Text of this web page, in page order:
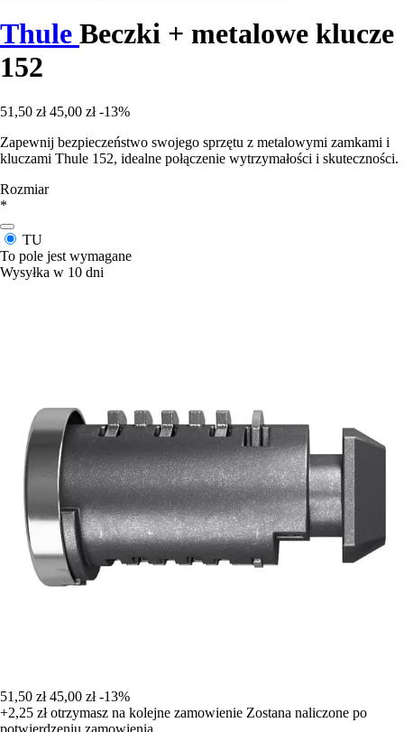
Thule Beczki + metalowe klucze
152
51,50 zł 45,00 zł -13%
Zapewnij bezpieczeństwo swojego sprzętu z metalowymi zamkami i
kluczami Thule 152, idealne połączenie wytrzymałości i skuteczności.
Rozmiar
*
TU
To pole jest wymagane
Wysyłka w 10 dni
51,50 zł 45,00 zł -13%
+2,25 złotrzymasz na kolejne zamowienie Zostana naliczone po
potwierdzeniu zamowienia